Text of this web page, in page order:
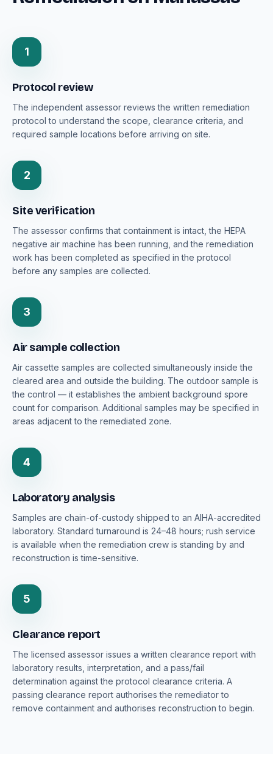
1
Protocol review
The independent assessor reviews the written remediation
protocol to understand the scope, clearance criteria, and
required sample locations before arriving on site.
2
Site verification
The assessor confirms that containment is intact, the HEPA
negative air machine has been running, and the remediation
work has been completed as specified in the protocol
before any samples are collected.
3
Air sample collection
Air cassette samples are collected simultaneously inside the
cleared area and outside the building. The outdoor sample is
the control — it establishes the ambient background spore
count for comparison. Additional samples may be specified in
areas adjacent to the remediated zone.
4
Laboratory analysis
Samples are chain-of-custody shipped to an AIHA-accredited
laboratory. Standard turnaround is 24–48 hours; rush service
is available when the remediation crew is standing by and
reconstruction is time-sensitive.
5
Clearance report
The licensed assessor issues a written clearance report with
laboratory results, interpretation, and a pass/fail
determination against the protocol clearance criteria. A
passing clearance report authorises the remediator to
remove containment and authorises reconstruction to begin.